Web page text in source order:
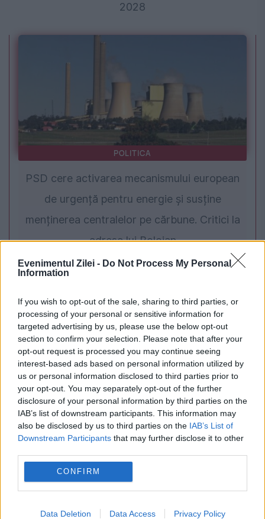
Evenimentul Zilei - Do Not Process My Personal
Information
If you wish to opt-out of the sale, sharing to third parties, or
processing of your personal or sensitive information for
targeted advertising by us, please use the below opt-out
section to confirm your selection. Please note that after your
opt-out request is processed you may continue seeing
interest-based ads based on personal information utilized by
us or personal information disclosed to third parties prior to
your opt-out. You may separately opt-out of the further
disclosure of your personal information by third parties on the
IAB’s list of downstream participants. This information may
also be disclosed by us to third parties on the IAB’s List of
Downstream Participants that may further disclose it to other
CONFIRM
Data Deletion Data Access Privacy Policy
2028
POLITICA
PSD cere activarea mecanismului european
de urgență pentru energie și susține
menținerea centralelor pe cărbune. Critici la
adresa lui Bolojan
OPINII EVZ
Turnul Babel la 80 de ani: ONU, pariul
Infantino și eroziunea arhitecturii multilaterale